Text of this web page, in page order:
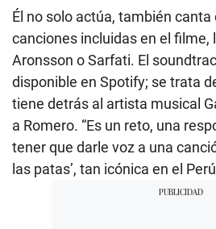
Él no solo actúa, también canta
canciones incluidas en el filme,
Aronsson o Sarfati. El
disponible en Spotify; se trata
tiene detrás al artista musical
a Romero. “Es un reto, una
tener que darle voz a una
las patas’, tan icónica en el